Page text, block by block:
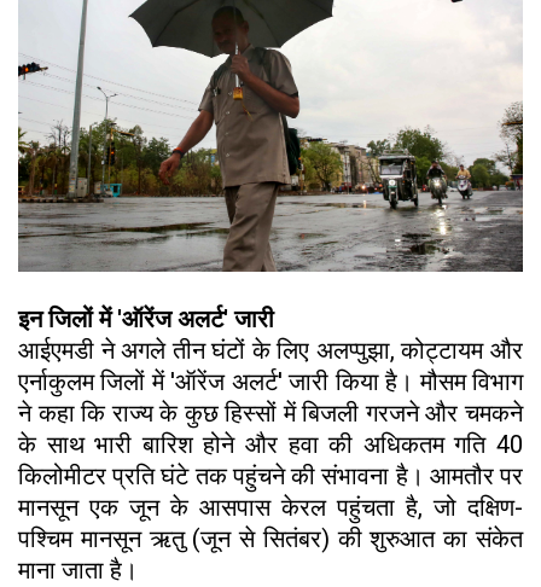
इन जिलों में 'ऑरेंज अलर्ट' जारी
आईएमडी ने अगले तीन घंटों के लिए अलप्पुझा, कोट्टायम और
एर्नाकुलम जिलों में 'ऑरेंज अलर्ट' जारी किया है। मौसम विभाग
ने कहा कि राज्य के कुछ हिस्सों में बिजली गरजने और चमकने
के साथ भारी बारिश होने और हवा की अधिकतम गति 40
किलोमीटर प्रति घंटे तक पहुंचने की संभावना है। आमतौर पर
मानसून एक जून के आसपास केरल पहुंचता है, जो दक्षिण-
पश्चिम मानसून ऋतु (जून से सितंबर) की शुरुआत का संकेत
माना जाता है।